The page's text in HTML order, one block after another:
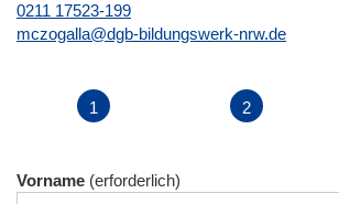
0211 17523-199
E-Mail
mczogalla@dgb-bildungswerk-nrw.de
Vorname